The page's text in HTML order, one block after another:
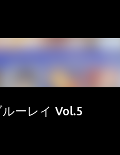
ーレイ Vol.5